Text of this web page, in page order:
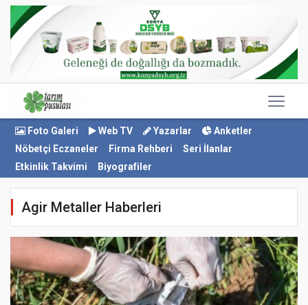
Foto Galeri Web TV Yazarlar
Anketler
Nöbetçi Eczaneler
Firma Rehberi
Seri İlanlar
Etkinlik Takvimi
Biyografiler
Agir Metaller Haberleri